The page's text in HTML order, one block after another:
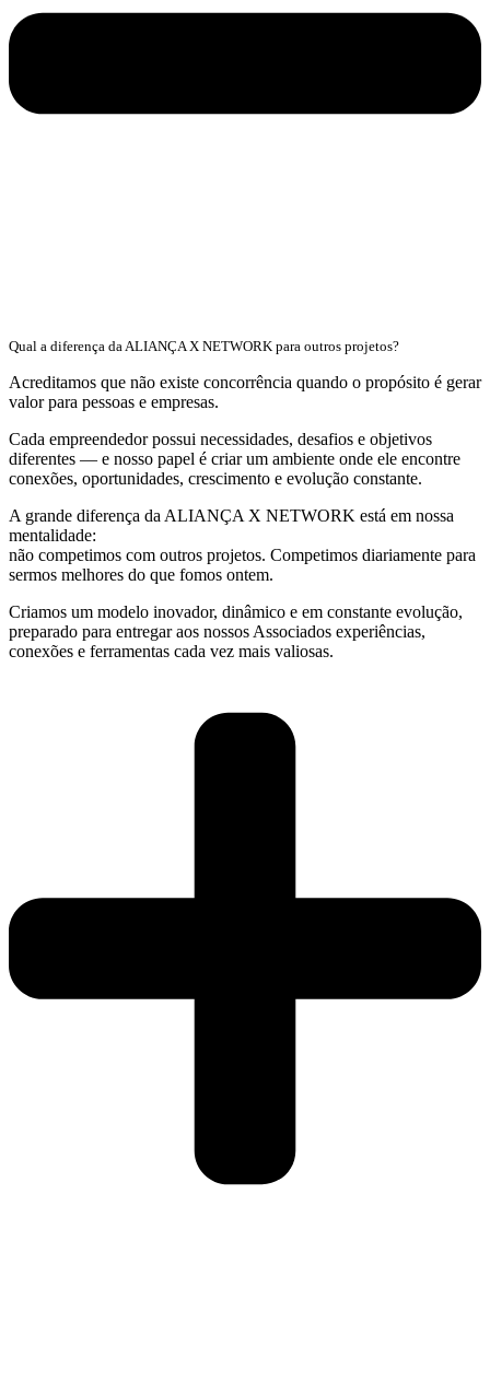
Qual a diferença da ALIANÇA X NETWORK para outros projetos?
Acreditamos que não existe concorrência quando o propósito é gerar
valor para pessoas e empresas.
Cada empreendedor possui necessidades, desafios e objetivos
diferentes — e nosso papel é criar um ambiente onde ele encontre
conexões, oportunidades, crescimento e evolução constante.
A grande diferença da ALIANÇA X NETWORK está em nossa
mentalidade:
não competimos com outros projetos. Competimos diariamente para
sermos melhores do que fomos ontem.
Criamos um modelo inovador, dinâmico e em constante evolução,
preparado para entregar aos nossos Associados experiências,
conexões e ferramentas cada vez mais valiosas.